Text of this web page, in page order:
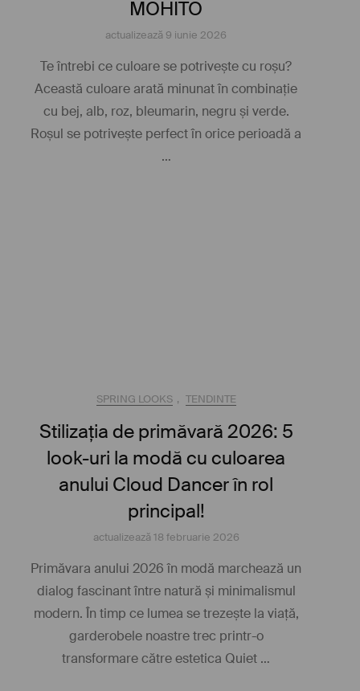
MOHITO
actualizează 9 iunie 2026
Te întrebi ce culoare se potrivește cu roșu?
Această culoare arată minunat în combinație
cu bej, alb, roz, bleumarin, negru și verde.
Roșul se potrivește perfect în orice perioadă a
…
SPRING LOOKS , TENDINTE
Stilizația de primăvară 2026: 5
look-uri la modă cu culoarea
anului Cloud Dancer în rol
principal!
actualizează18 februarie 2026
Primăvara anului 2026 în modă marchează un
dialog fascinant între natură și minimalismul
modern. În timp ce lumea se trezește la viață,
garderobele noastre trec printr-o
transformare către estetica Quiet …